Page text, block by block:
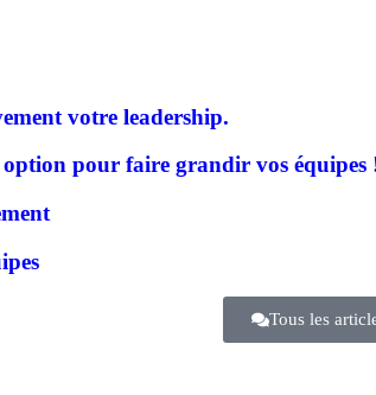
votre leadership.
pour faire grandir vos équipes
Tous les